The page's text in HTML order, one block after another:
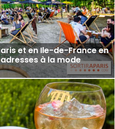
et en Ile-de-France en
à la mode